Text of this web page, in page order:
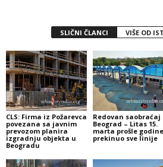
SLIČNI ČLANCI VIŠE OD
CLS: Firma iz Požarevca
povezana sa javnim
prevozom planira
izgradnju objekta u
Beogradu
Redovan saobraćaj
Beograd – Litas 15.
marta prošle godine
prekinuo sve linije